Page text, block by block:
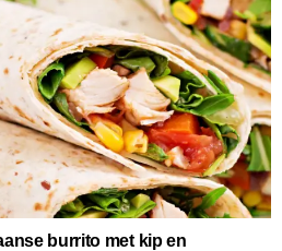
burrito met kip en